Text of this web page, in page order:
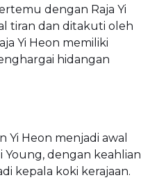
dengan Raja Yi
tiran dan ditakuti oleh
Yi Heon memiliki
hidangan
Heon menjadi awal
Young, dengan keahlian
kepala koki kerajaan.